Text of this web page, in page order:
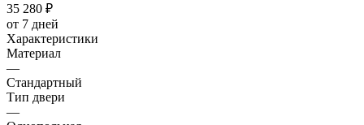
35 280 ₽
от 7 дней
Характеристики
Материал
—
Стандартный
Тип двери
—